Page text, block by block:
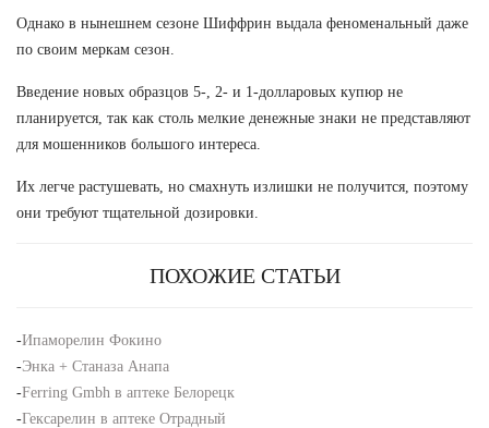
Однако в нынешнем сезоне Шиффрин выдала феноменальный даже
по своим меркам сезон.
Введение новых образцов 5-, 2- и 1-долларовых купюр не
планируется, так как столь мелкие денежные знаки не представляют
для мошенников большого интереса.
Их легче растушевать, но смахнуть излишки не получится, поэтому
они требуют тщательной дозировки.
ПОХОЖИЕ СТАТЬИ
-Ипаморелин Фокино
-Энка + Станаза Анапа
-Ferring Gmbh в аптеке Белорецк
-Гексарелин в аптеке Отрадный